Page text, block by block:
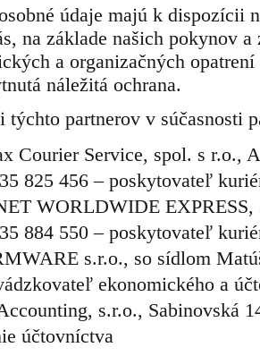
údaje majú k dispozícii
na základe našich pokynov
a organizačných
náležitá ochrana.
týchto partnerov v súčasnosti
Courier Service, spol. s r.o.,
825 456 – poskytovateľ
WORLDWIDE EXPRESS,
884 550 – poskytovateľ
s.r.o., so sídlom
ekonomického a
s.r.o., Sabinovská
účtovníctva